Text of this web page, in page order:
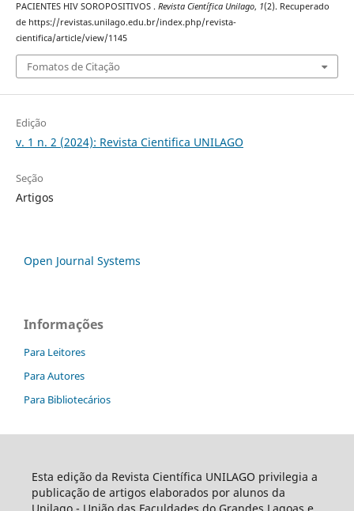
PACIENTES HIV SOROPOSITIVOS . Revista Científica Unilago, 1(2). Recuperado
de https://revistas.unilago.edu.br/index.php/revista-
cientifica/article/view/1145
Fomatos de Citação
Edição
v. 1 n. 2 (2024): Revista Cientifica UNILAGO
Seção
Artigos
Open Journal Systems
Informações
Para Leitores
Para Autores
Para Bibliotecários
Esta edição da Revista Científica UNILAGO privilegia a
publicação de artigos elaborados por alunos da